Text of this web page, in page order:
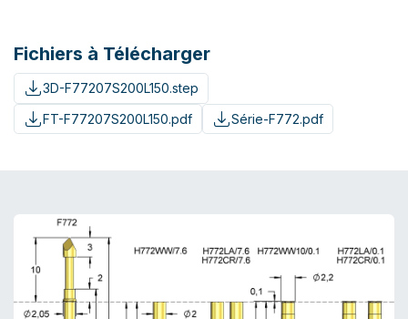
Fichiers à Télécharger
3D-F77207S200L150.step
FT-F77207S200L150.pdf
Série-F772.pdf